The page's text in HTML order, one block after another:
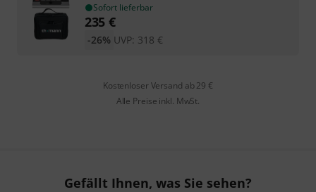
Sofort lieferbar
235 €
UVP: 318 €
-26%
Kostenloser Versand ab 29 €
Alle Preise inkl. MwSt.
Gefällt Ihnen, was Sie sehen?